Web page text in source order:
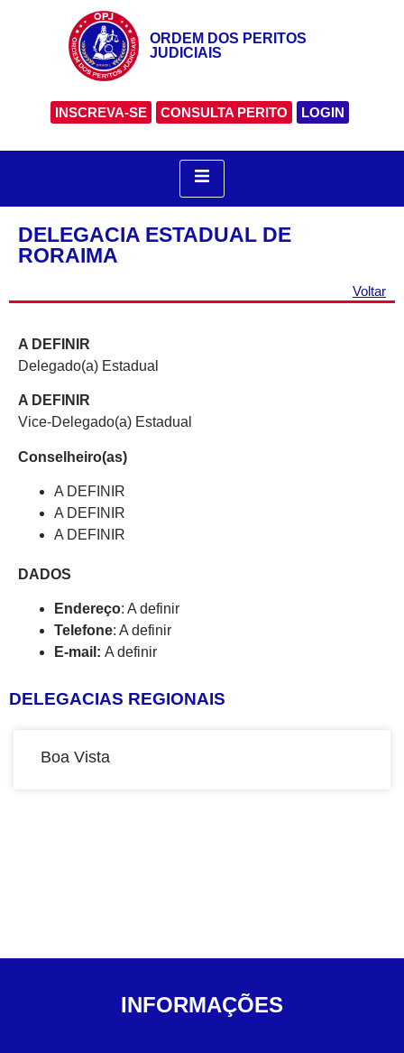
ORDEM DOS PERITOS
JUDICIAIS
INSCREVA-SE CONSULTA PERITO LOGIN
DELEGACIA ESTADUAL DE
RORAIMA
Voltar
A DEFINIR
Delegado(a) Estadual
A DEFINIR
Vice-Delegado(a) Estadual
Conselheiro(as)
A DEFINIR
A DEFINIR
A DEFINIR
DADOS
Endereço: A definir
Telefone: A definir
E-mail: A definir
DELEGACIAS REGIONAIS
Boa Vista
INFORMAÇÕES